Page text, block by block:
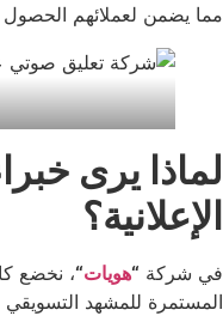
مما يضمن لعملائهم
لماذا يرى
الإعلانية؟
في شركة “هويات“
المستمرة للمشهد